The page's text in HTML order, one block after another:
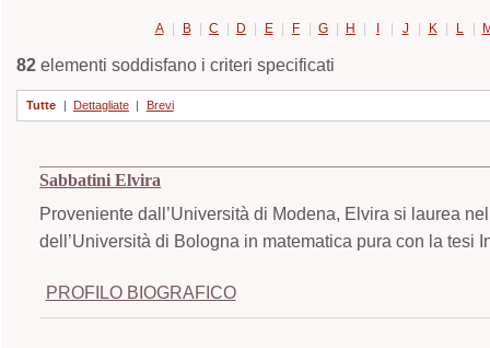
A | B | C | D | E | F | G | H | I | J | K | L |
82elementi soddisfano i criteri specificati
Tutte | Dettagliate | Brevi
Sabbatini Elvira
Proveniente dall’Università di Modena, Elvira si laurea
dell’Università di Bologna in matematica pura con la
PROFILO BIOGRAFICO